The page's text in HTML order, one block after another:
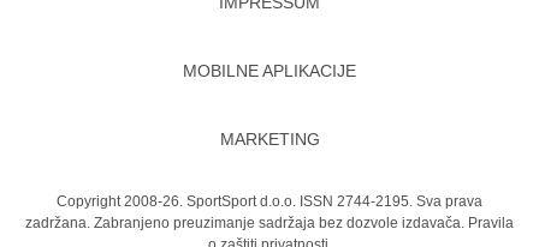
MOBILNE APLIKACIJE
MARKETING
Copyright 2008-26. SportSport d.o.o. ISSN 2744-2195. Sva prava
zadržana. Zabranjeno preuzimanje sadržaja bez dozvole izdavača. Pravila